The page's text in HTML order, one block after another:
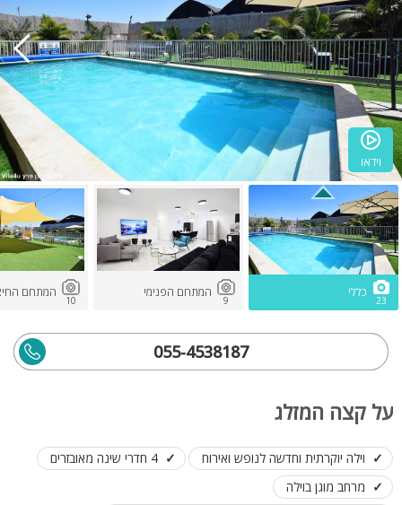
וידאו
23
כללי
9
המתחם הפנימי
10
המתחם
055-4538187
על קצה המזלג
וילה יוקרתית וחדשה לנופש ואירוח
4 חדרי שינה מאובזרים
מרחב מוגן בוילה